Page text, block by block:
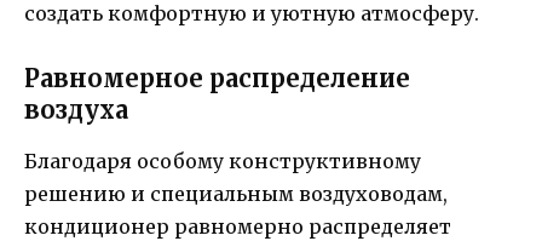
создать комфортную и уютную атмосферу.
Равномерное распределение
воздуха
Благодаря особому конструктивному
решению и специальным воздуховодам,
кондиционер равномерно распределяет